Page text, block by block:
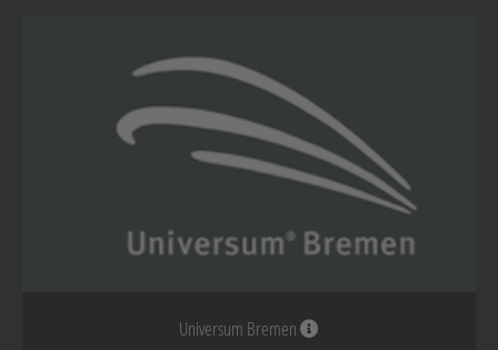
Universum Bremen